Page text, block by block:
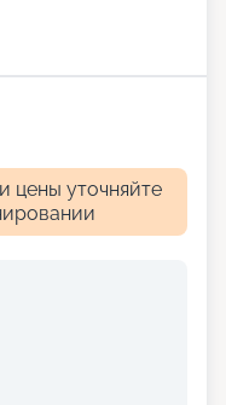
цены уточняйте